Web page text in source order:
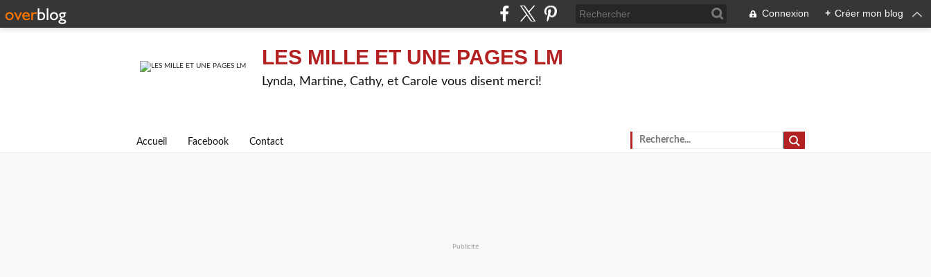
Connexion + Créer mon blog
LES MILLE ET UNE PAGES LM
Lynda, Martine, Cathy, et Carole vous disent merci!
Accueil Facebook Contact
Publicité